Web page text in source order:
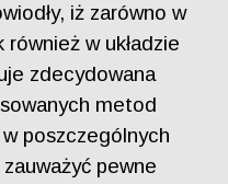
iż zarówno w
w układzie
zdecydowana
metod
poszczególnych
pewne